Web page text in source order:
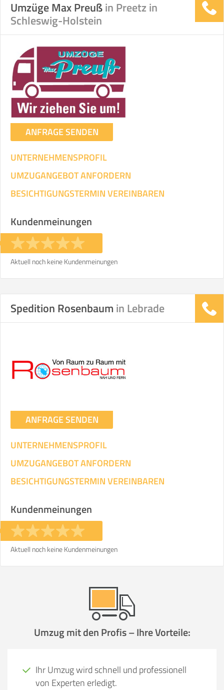
Umzüge Max Preußin Preetz in
Schleswig-Holstein
ANFRAGE SENDEN
UNTERNEHMENSPROFIL
UMZUGANGEBOT ANFORDERN
BESICHTIGUNGSTERMIN VEREINBAREN
Kundenmeinungen
Aktuell noch keine Kundenmeinungen
Spedition Rosenbaum in Lebrade
ANFRAGE SENDEN
UNTERNEHMENSPROFIL
UMZUGANGEBOT ANFORDERN
BESICHTIGUNGSTERMIN VEREINBAREN
Kundenmeinungen
Aktuell noch keine Kundenmeinungen
Umzug mit den Profis – Ihre Vorteile:
Ihr Umzug wird schnell und professionell
von Experten erledigt.